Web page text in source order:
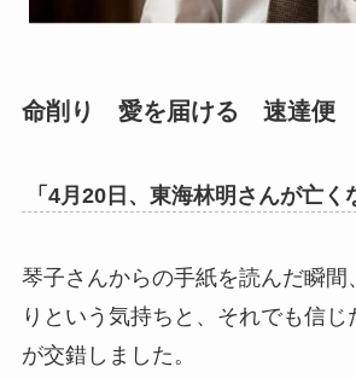
命削り 愛を届ける 速達便
「4月20日、東海林明さんが亡く
琴子さんからの手紙を読んだ瞬間
りという気持ちと、それでも信じ
が交錯しました。